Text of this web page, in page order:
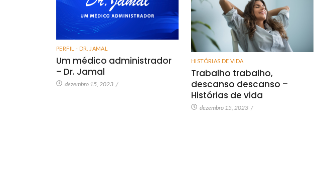
PERFIL - DR. JAMAL
Um médico administrador
– Dr. Jamal
dezembro 15, 2023 /
HISTÓRIAS DE VIDA
Trabalho trabalho,
descanso descanso –
Histórias de vida
dezembro 15, 2023 /